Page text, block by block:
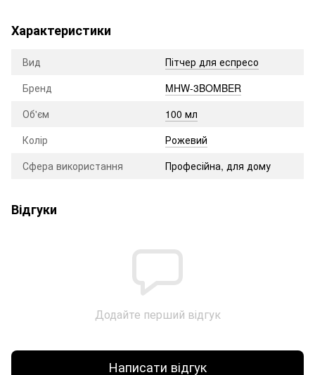
Характеристики
Вид
Пітчер для еспресо
Бренд
MHW-3BOMBER
Об'єм
100 мл
Колір
Рожевий
Сфера використання
Професійна, для дому
Відгуки
Додайте перший відгук
Написати відгук